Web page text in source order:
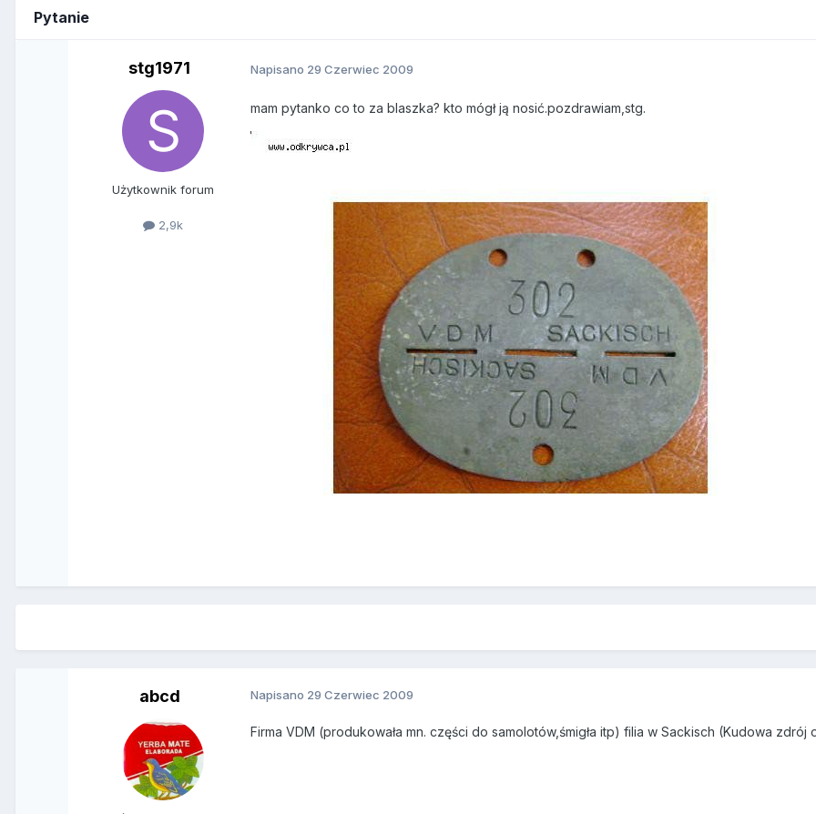
Pytanie
stg1971
Użytkownik forum
2,9k
Napisano 29 Czerwiec 2009
mam pytanko co to za blaszka? kto mógł ją nosić.pozdrawiam,stg.
abcd Napisano 29 Czerwiec 2009
Firma VDM (produkowała mn. części do samolotów,śmigła itp) filia w Sackisch (Kudowa